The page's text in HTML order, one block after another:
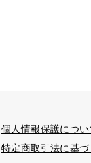
個人情報保護につ
特定商取引法に基